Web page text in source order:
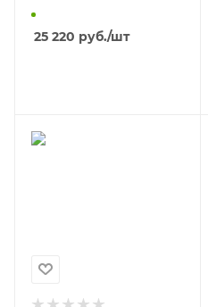
603 663 B03
25 220 руб./шт